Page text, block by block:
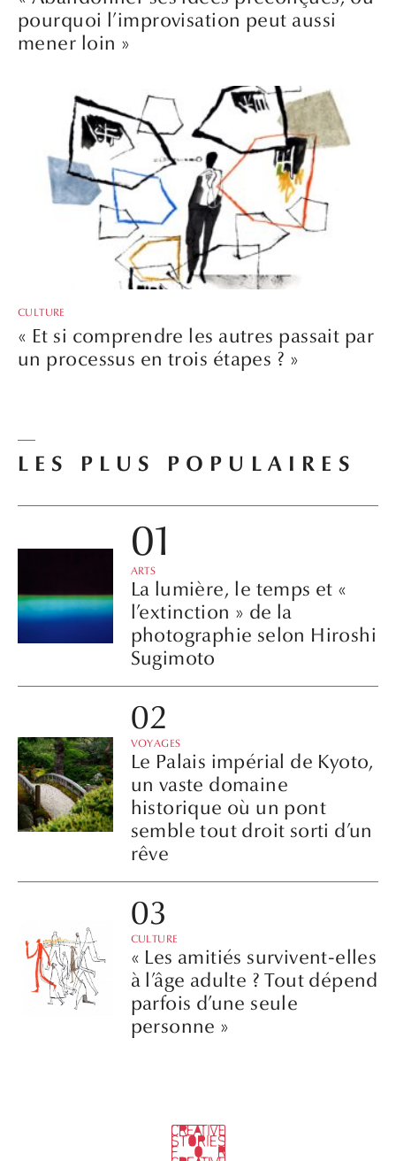
pourquoi l’improvisation peut aussi
mener loin »
CULTURE
« Et si comprendre les autres passait par
un processus en trois étapes ? »
LES PLUS POPULAIRES
ARTS
La lumière, le temps et «
l’extinction » de la
photographie selon Hiroshi
Sugimoto
VOYAGES
Le Palais impérial de Kyoto,
un vaste domaine
historique où un pont
semble tout droit sorti d’un
rêve
CULTURE
« Les amitiés survivent-elles
à l’âge adulte ? Tout dépend
parfois d’une seule
personne »